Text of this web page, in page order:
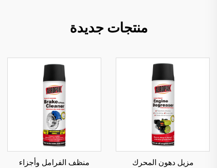
منتجات جديدة
مزيل دهون المحرك
منظف الفرامل وأجزاء